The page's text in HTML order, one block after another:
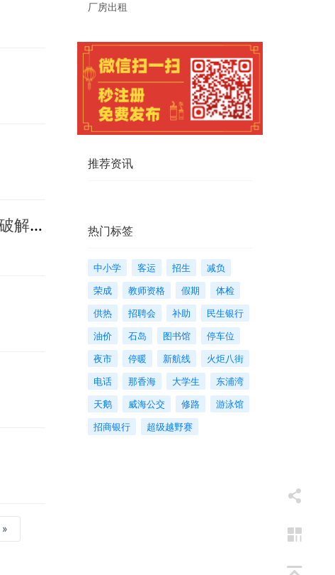
政银协同解难题 资金活水润小微 -工商银行落实小微企业融资协调工作机制 破解科技型企业融资难题
»
厂房出租
推荐资讯
热门标签
中小学 客运 招生
减负
荣成
教师资格 假期
体检
供热
招聘会 补助
民生银行
油价
石岛 图书馆
停车位
夜市
停暖 新航线
火炬八街
电话
那香海 大学生
东浦湾
天鹅
威海公交 修路
游泳馆
招商银行
超级越野赛